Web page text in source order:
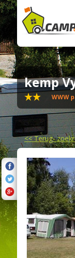
kemp
WWW
<<Terug-